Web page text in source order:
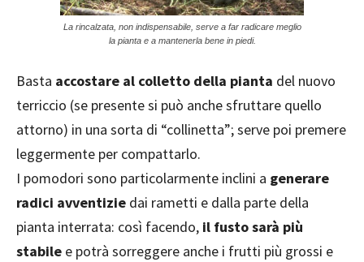
La rincalzata, non indispensabile, serve a far radicare meglio
la pianta e a mantenerla bene in piedi.
Basta accostare al colletto della pianta del nuovo
terriccio (se presente si può anche sfruttare quello
attorno) in una sorta di “collinetta”; serve poi premere
leggermente per compattarlo.
I pomodori sono particolarmente inclini a generare
radici avventizie dai rametti e dalla parte della
pianta interrata: così facendo, il fusto sarà più
stabile e potrà sorreggere anche i frutti più grossi e